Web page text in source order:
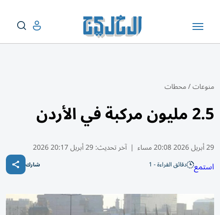
منوعات/محطات
2.5 مليون مركبة في الأردن
29 أبريل 2026 20:08 مساء | آخر تحديث:29 أبريل 20:17 2026
استمع دقائق القراءة - 1 شارك